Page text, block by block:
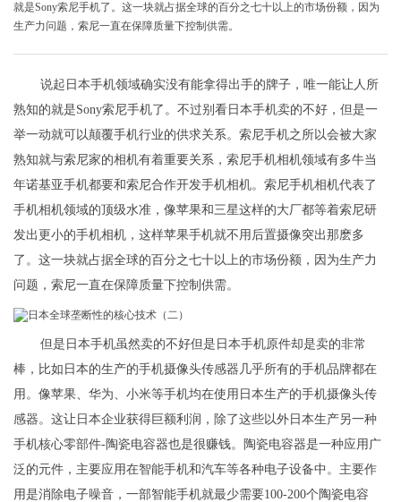
就是Sony索尼手机了。这一块就占据全球的百分之七十以上的市场份额，因为
生产力问题，索尼一直在保障质量下控制供需。
说起日本手机领域确实没有能拿得出手的牌子，唯一能让人所
熟知的就是Sony索尼手机了。不过别看日本手机卖的不好，但是一
举一动就可以颠覆手机行业的供求关系。索尼手机之所以会被大家
熟知就与索尼家的相机有着重要关系，索尼手机相机领域有多牛当
年诺基亚手机都要和索尼合作开发手机相机。索尼手机相机代表了
手机相机领域的顶级水准，像苹果和三星这样的大厂都等着索尼研
发出更小的手机相机，这样苹果手机就不用后置摄像突出那麽多
了。这一块就占据全球的百分之七十以上的市场份额，因为生产力
问题，索尼一直在保障质量下控制供需。
但是日本手机虽然卖的不好但是日本手机原件却是卖的非常
棒，比如日本的生产的手机摄像头传感器几乎所有的手机品牌都在
用。像苹果、华为、小米等手机均在使用日本生产的手机摄像头传
感器。这让日本企业获得巨额利润，除了这些以外日本生产另一种
手机核心零部件-陶瓷电容器也是很赚钱。陶瓷电容器是一种应用广
泛的元件，主要应用在智能手机和汽车等各种电子设备中。主要作
用是消除电子噪音，一部智能手机就最少需要100-200个陶瓷电容